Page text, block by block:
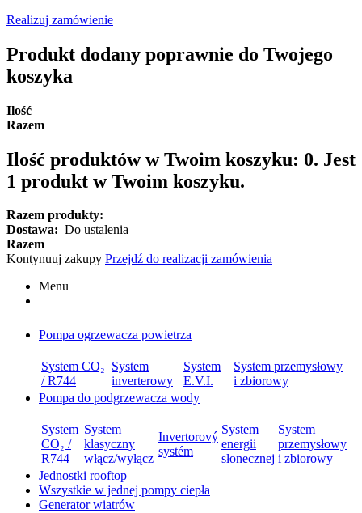
Realizuj zamówienie
Produkt dodany poprawnie do Twojego
koszyka
Ilość
Razem
Ilość produktów w Twoim koszyku: 0. Jest
1 produkt w Twoim koszyku.
Razem produkty:
Dostawa: Do ustalenia
Razem
Kontynuuj zakupy Przejdź do realizacji zamówienia
Menu
Pompa ogrzewacza powietrza
System CO₂
/ R744
System
inverterowy
System
E.V.I.
System przemysłowy
i zbiorowy
Pompa do podgrzewacza wody
System
CO₂ /
R744
System
klasyczny
włącz/wyłącz
Invertorový
systém
System
energii
słonecznej
System
przemysłowy
i zbiorowy
Jednostki rooftop
Wszystkie w jednej pompy ciepła
Generator wiatrów